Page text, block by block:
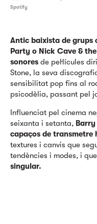
Spotify
Antic baixista de grups
Party o Nick Cave & the
sonores de pel·lícules
Stone, la seva
sensibilitat pop fins al
psicodèlia, passant pel
Influenciat pel cinema
seixanta i setanta, Barry
capaços de transmetre
textures i canvis que
tendències i modes, i que
singular.